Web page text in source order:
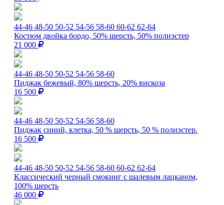
44-46 48-50 50-52 54-56 58-60 60-62 62-64
Костюм двойка бордо, 50% шерсть, 50% полиэстер
21 000
44-46 48-50 50-52 54-56 58-60
Пиджак бежевый, 80% шерсть, 20% вискоза
16 500
44-46 48-50 50-52 54-56 58-60
Пиджак синий, клетка, 50 % шерсть, 50 % полиэстер.
16 500
44-46 48-50 50-52 54-56 58-60 60-62 62-64
Классический черный смокинг с шалевым лацканом,
100% шерсть
46 000